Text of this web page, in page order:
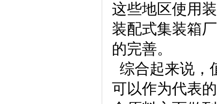
这些地区使用
装配式集装箱
的完善。
综合起来说，
可以作为代表